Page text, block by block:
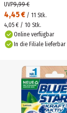
4,45 € / 11 Stk.
UVP9,99 €
4,05 € / 10 Stk.
Online verfügbar
In die Filiale lieferbar